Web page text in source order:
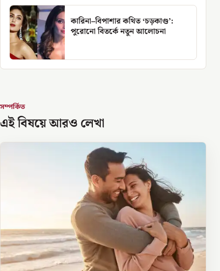
কারিনা–বিপাশার কথিত ‘চড়কাণ্ড’:
পুরোনো বিতর্কে নতুন আলোচনা
সম্পর্কিত
এই বিষয়ে আরও লেখা